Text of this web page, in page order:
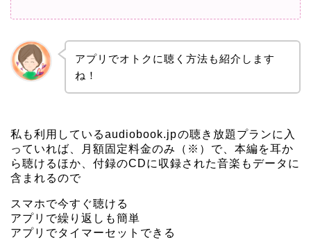
アプリでオトクに聴く方法も紹介します
ね！
私も利用しているaudiobook.jpの聴き放題プランに入
っていれば、月額固定料金のみ（※）で、本編を耳か
ら聴けるほか、付録のCDに収録された音楽もデータに
含まれるので
スマホで今すぐ聴ける
アプリで繰り返しも簡単
アプリでタイマーセットできる